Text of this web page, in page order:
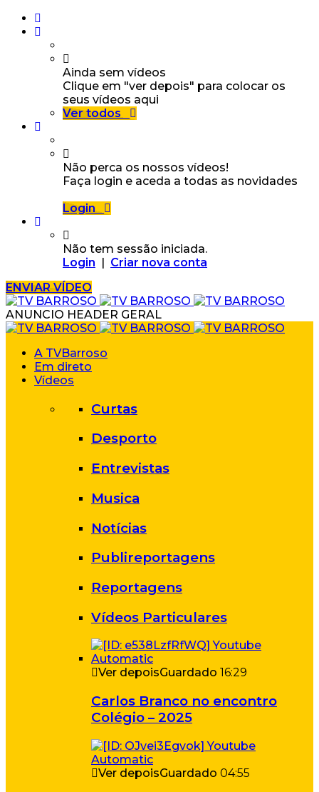
Ainda sem vídeos
Clique em "ver depois" para colocar os
seus vídeos aqui
Ver todos
Não perca os nossos vídeos!
Faça login e aceda a todas as novidades
Login
Não tem sessão iniciada.
Login | Criar nova conta
ENVIAR VÍDEO
ANUNCIO HEADER GERAL
A TVBarroso
Em direto
Vídeos
Curtas
Desporto
Entrevistas
Musica
Notícias
Publireportagens
Reportagens
Vídeos Particulares
Ver depoisGuardado 16:29
Carlos Branco no encontro
Colégio – 2025
Ver depoisGuardado 04:55